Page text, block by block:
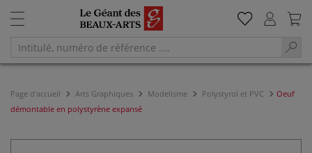
Page d'accueil Arts Graphiques Modelisme Polystyrol et PVC
Oeuf
démontable en polystyrène expansé